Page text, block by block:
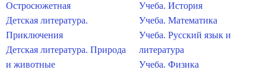
Остросюжетная
Детская литература.
Приключения
Детская литература. Природа
и животные
Учеба. История
Учеба. Математика
Учеба. Русский язык и
литература
Учеба. Физика